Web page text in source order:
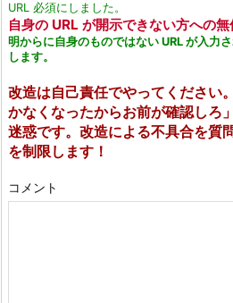
URL 必須にしました。
自身の URL が開示できない方への無
明からに自身のものではない URL が入力
します。
改造は自己責任でやってください
かなくなったからお前が確認しろ
迷惑です。改造による不具合を質
を制限します！
コメント